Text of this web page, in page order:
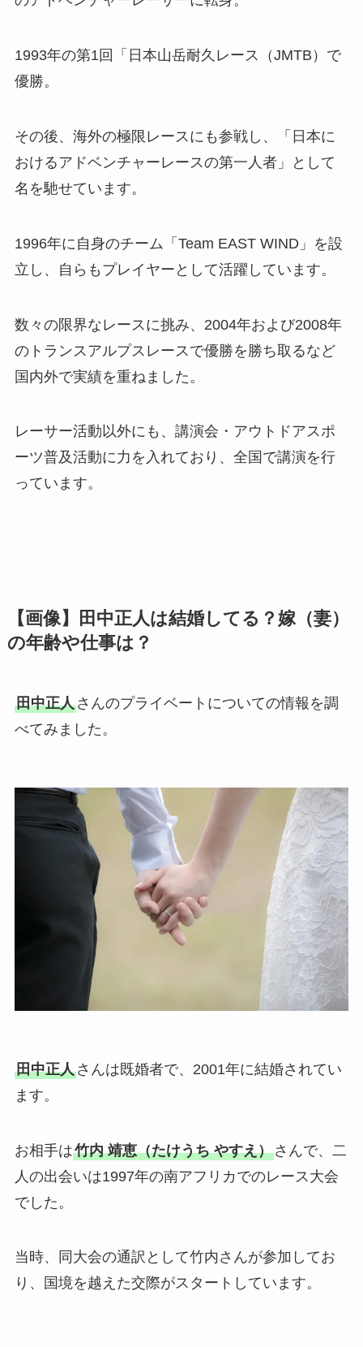
1993年の第1回「日本山岳耐久レース（JMTB）で
優勝。
その後、海外の極限レースにも参戦し、「日本に
おけるアドベンチャーレースの第一人者」として
名を馳せています。
1996年に自身のチーム「Team EAST WIND」を設
立し、自らもプレイヤーとして活躍しています。
数々の限界なレースに挑み、2004年および2008年
のトランスアルプスレースで優勝を勝ち取るなど
国内外で実績を重ねました。
レーサー活動以外にも、講演会・アウトドアスポ
ーツ普及活動に力を入れており、全国で講演を行
っています。
【画像】田中正人は結婚してる？嫁（妻）
の年齢や仕事は？
田中正人さんのプライベートについての情報を調
べてみました。
田中正人さんは既婚者で、2001年に結婚されてい
ます。
お相手は竹内 靖恵（たけうち やすえ）さんで、二
人の出会いは1997年の南アフリカでのレース大会
でした。
当時、同大会の通訳として竹内さんが参加してお
り、国境を越えた交際がスタートしています。